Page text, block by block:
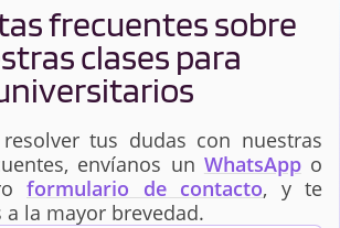
frecuentes sobre
clases para
tus dudas con nuestras
envíanos un WhatsAppo
formulario de contacto, y te
la mayor brevedad.